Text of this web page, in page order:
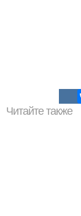
Читайте также